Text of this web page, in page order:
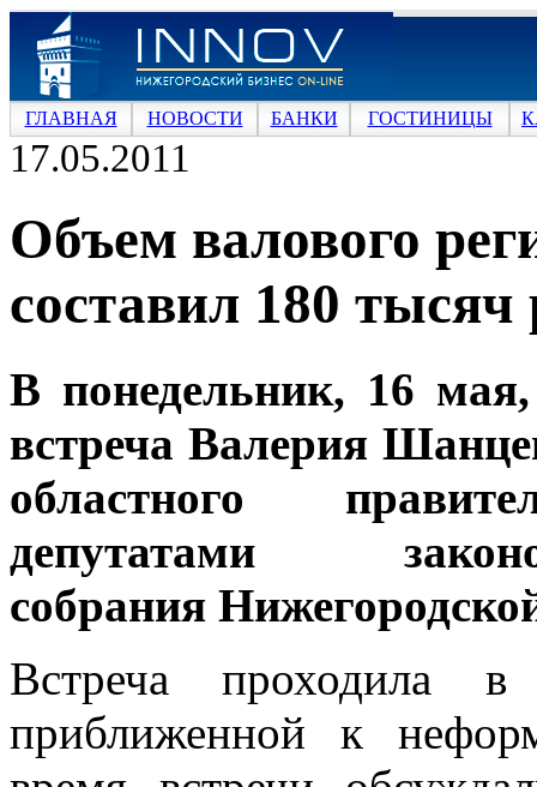
ГЛАВНАЯ НОВОСТИ БАНКИ ГОСТИНИЦЫ
17.05.2011
Объем валового
составил 180 тысяч
В понедельник, 16 мая,
встреча Валерия
областного
депутатами
собрания
Встреча проходила в
приближенной к